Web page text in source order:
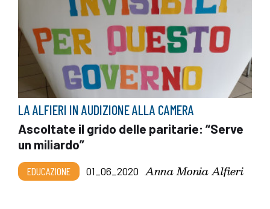
LA ALFIERI IN AUDIZIONE ALLA CAMERA
Ascoltate il grido delle paritarie: “Serve
un miliardo”
EDUCAZIONE 01_06_2020 Anna Monia Alfieri